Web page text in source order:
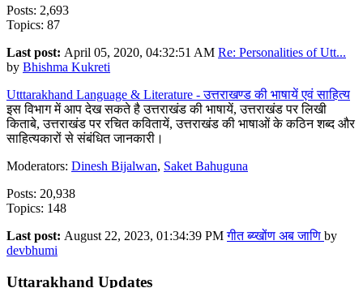
Posts: 2,693
Topics: 87
Last post: April 05, 2020, 04:32:51 AM Re: Personalities of Utt...
by Bhishma Kukreti
Utttarakhand Language & Literature - उत्तराखण्ड की भाषायें एवं साहित्य
इस विभाग में आप देख सकते है उत्तराखंड की भाषायें, उत्तराखंड पर लिखी
किताबे, उत्तराखंड पर रचित कवितायें, उत्तराखंड की भाषाओं के कठिन शब्द और
साहित्यकारों से संबंधित जानकारी।
Moderators: Dinesh Bijalwan, Saket Bahuguna
Posts: 20,938
Topics: 148
Last post: August 22, 2023, 01:34:39 PMगीत ब्य्खोंण अब जाणि by
devbhumi
Uttarakhand Updates